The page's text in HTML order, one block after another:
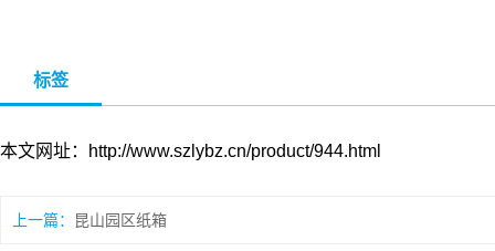
标签
本文网址：http://www.szlybz.cn/product/944.html
上一篇： 昆山园区纸箱